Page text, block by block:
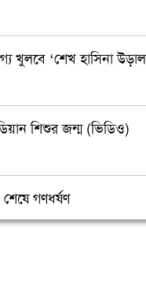
খুলবে ‘শেখ হাসিনা উড়াল
শিশুর জন্ম (ভিডিও)
গণধর্ষণ